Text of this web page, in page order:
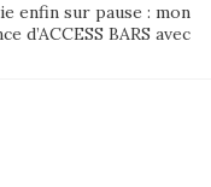
enfin sur pause : mon
d’ACCESS BARS avec